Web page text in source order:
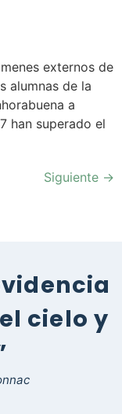
externos de
alumnas de la
a
han superado el
Siguiente →
cielo y